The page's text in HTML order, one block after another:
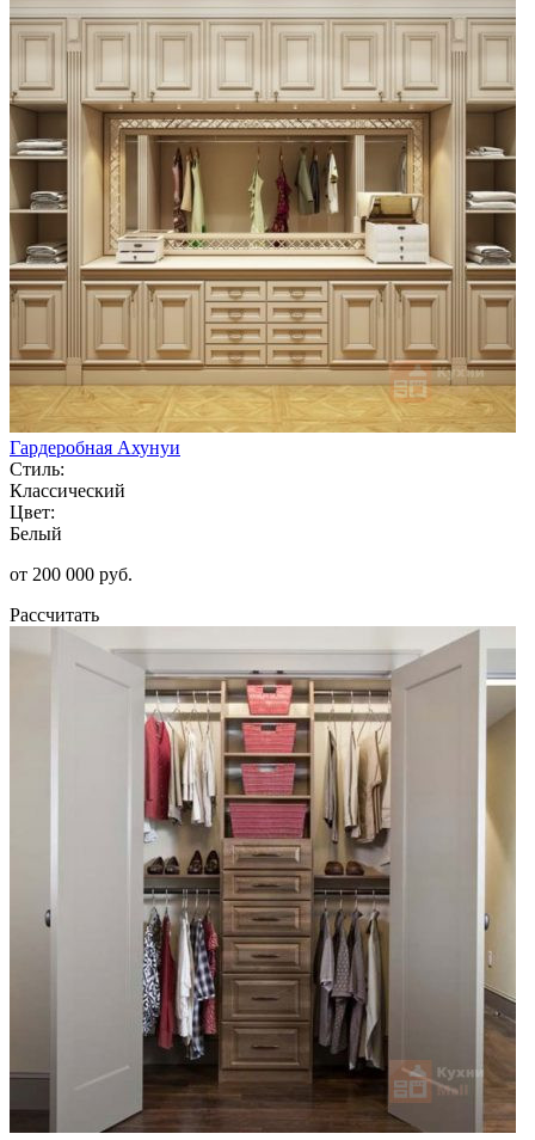
Гардеробная Ахунуи
Стиль:
Классический
Цвет:
Белый
от 200 000 руб.
Рассчитать